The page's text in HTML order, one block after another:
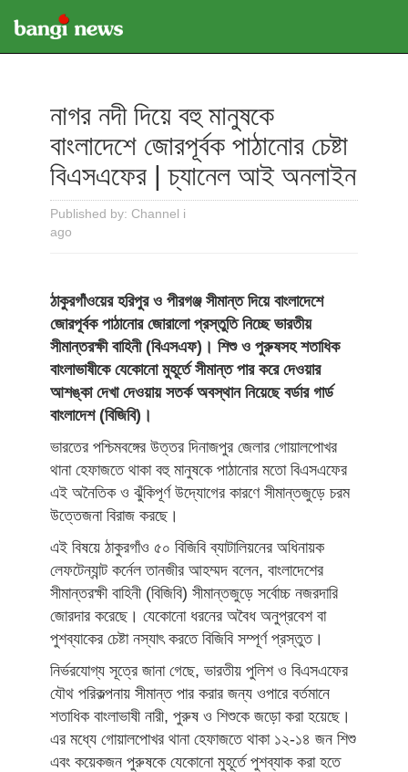
নাগর নদী দিয়ে বহু মানুষকে
বাংলাদেশে জোরপূর্বক পাঠানোর চেষ্টা
বিএসএফের | চ্যানেল আই অনলাইন
Published by: Channel i
ago
ঠাকুরগাঁওয়ের হরিপুর ও পীরগঞ্জ সীমান্ত দিয়ে বাংলাদেশে
জোরপূর্বক পাঠানোর জোরালো প্রস্তুতি নিচ্ছে ভারতীয়
সীমান্তরক্ষী বাহিনী (বিএসএফ)। শিশু ও পুরুষসহ শতাধিক
বাংলাভাষীকে যেকোনো মুহূর্তে সীমান্ত পার করে দেওয়ার
আশঙ্কা দেখা দেওয়ায় সতর্ক অবস্থান নিয়েছে বর্ডার গার্ড
বাংলাদেশ (বিজিবি)।
ভারতের পশ্চিমবঙ্গের উত্তর দিনাজপুর জেলার গোয়ালপোখর
থানা হেফাজতে থাকা বহু মানুষকে পাঠানোর মতো বিএসএফের
এই অনৈতিক ও ঝুঁকিপূর্ণ উদ্যোগের কারণে সীমান্তজুড়ে চরম
উত্তেজনা বিরাজ করছে।
এই বিষয়ে ঠাকুরগাঁও ৫০ বিজিবি ব্যাটালিয়নের অধিনায়ক
লেফটেন্যান্ট কর্নেল তানজীর আহম্মদ বলেন, বাংলাদেশের
সীমান্তরক্ষী বাহিনী (বিজিবি) সীমান্তজুড়ে সর্বোচ্চ নজরদারি
জোরদার করেছে। যেকোনো ধরনের অবৈধ অনুপ্রবেশ বা
পুশব্যাকের চেষ্টা নস্যাৎ করতে বিজিবি সম্পূর্ণ প্রস্তুত।
নির্ভরযোগ্য সূত্রে জানা গেছে, ভারতীয় পুলিশ ও বিএসএফের
যৌথ পরিকল্পনায় সীমান্ত পার করার জন্য ওপারে বর্তমানে
শতাধিক বাংলাভাষী নারী, পুরুষ ও শিশুকে জড়ো করা হয়েছে।
এর মধ্যে গোয়ালপোখর থানা হেফাজতে থাকা ১২-১৪ জন শিশু
এবং কয়েকজন পুরুষকে যেকোনো মুহূর্তে পুশব্যাক করা হতে